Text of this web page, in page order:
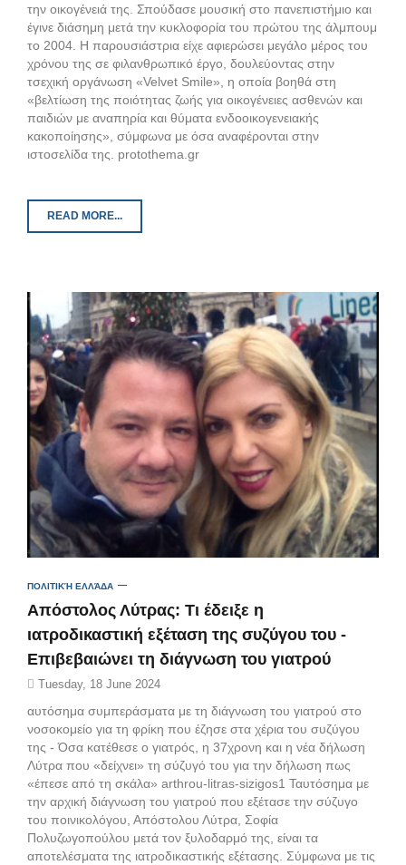
την οικογένειά της. Σπούδασε μουσική στο πανεπιστήμιο και
έγινε διάσημη μετά την κυκλοφορία του πρώτου της άλμπουμ
το 2004. Η παρουσιάστρια είχε αφιερώσει μεγάλο μέρος του
χρόνου της σε φιλανθρωπικό έργο, δουλεύοντας στην
τσεχική οργάνωση «Velvet Smile», η οποία βοηθά στη
«βελτίωση της ποιότητας ζωής για οικογένειες ασθενών και
παιδιών με αναπηρία και θύματα ενδοοικογενειακής
κακοποίησης», σύμφωνα με όσα αναφέρονται στην
ιστοσελίδα της. protothema.gr
READ MORE...
ΠΟΛΙΤΙΚΉ ΕΛΛΆΔΑ
Απόστολος Λύτρας: Τι έδειξε η
ιατροδικαστική εξέταση της συζύγου του -
Επιβεβαιώνει τη διάγνωση του γιατρού
Tuesday, 18 June 2024
αυτόσημα συμπεράσματα με τη διάγνωση του γιατρού στο
νοσοκομείο για τη φρίκη που έζησε στα χέρια του συζύγου
της - Όσα κατέθεσε ο γιατρός, η 37χρονη και η νέα δήλωση
Λύτρα που «δείχνει» τη σύζυγό του για την δήλωση πως
«έπεσε από τη σκάλα» arthrou-litras-sizigos1 Ταυτόσημα με
την αρχική διάγνωση του γιατρού που εξέτασε την σύζυγο
του ποινικολόγου, Απόστολου Λύτρα, Σοφία
Πολυζωγοπούλου μετά τον ξυλοδαρμό της, είναι τα
αποτελέσματα της ιατροδικαστικής εξέτασης. Σύμφωνα με τις